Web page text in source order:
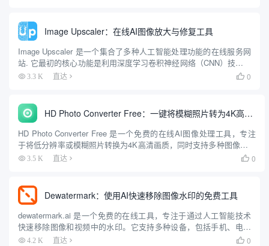
Image Upscaler：在线AI图像放大与修复工具
Image Upscaler 是一个集合了多种人工智能处理功能的在线服务网
站. 它最初的核心功能是利用深度学习卷积神经网络（CNN）技术，
将低分辨率的图片在不损失质量的前提下放大，最高可放大四倍。
3.3 K 直达  0
HD Photo Converter Free：一键将模糊照片转为4K高清的AI增强工具
HD Photo Converter Free 是一个免费的在线AI图像处理工具，专注
于将低分辨率或模糊照片转换为4K高清画质，同时支持多种图像格式
转换。用户可上传JPG、PNG、WEBP等格式图片（最大10MB），
3.5 K 直达  0
Dewatermark：使用AI快速移除图像水印的免费工具
dewatermark.ai 是一个免费的在线工具，专注于通过人工智能技术
快速移除图像和视频中的水印。它支持多种设备，包括手机、电脑
和平板，操作简单，无需专业技能。用户只需上传图片或视频，AI
4.2 K 直达  0